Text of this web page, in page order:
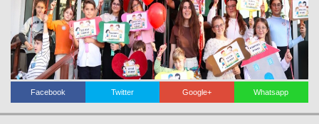
Facebook Twitter Google+ Whatsapp
Haberin Doğru Adresi.